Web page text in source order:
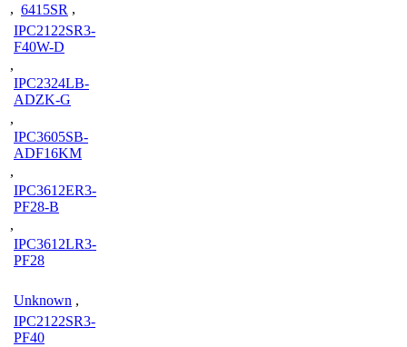
, 6415SR ,
IPC2122SR3-
F40W-D
,
IPC2324LB-
ADZK-G
,
IPC3605SB-
ADF16KM
,
IPC3612ER3-
PF28-B
,
IPC3612LR3-
PF28
Unknown ,
IPC2122SR3-
PF40